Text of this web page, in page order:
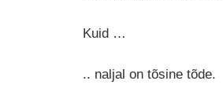
Kuid …
.. naljal on tõsine tõde.